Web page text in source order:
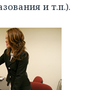
и т.п.).